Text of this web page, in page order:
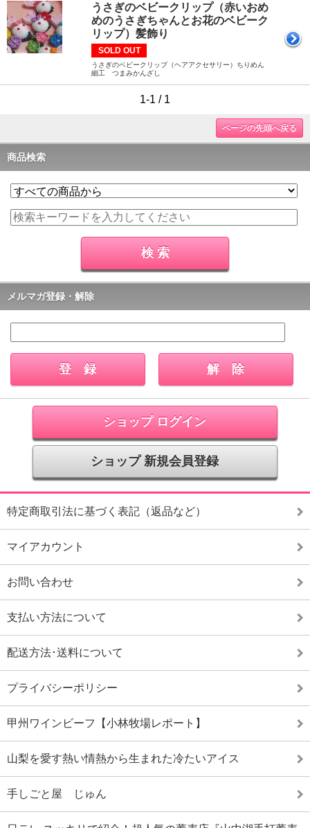
うさぎのベビークリップ（赤いおめ
めのうさぎちゃんとお花のベビーク
リップ）髪飾り
SOLD OUT
うさぎのベビークリップ（ヘアアクセサリー）ちりめん
細工 つまみかんざし
1-1 / 1
ページの先頭へ戻る
商品検索
メルマガ登録・解除
ショップ ログイン
ショップ 新規会員登録
特定商取引法に基づく表記（返品など）
マイアカウント
お問い合わせ
支払い方法について
配送方法･送料について
プライバシーポリシー
甲州ワインビーフ【小林牧場レポート】
山梨を愛す熱い情熱から生まれた冷たいアイス
手しごと屋 じゅん